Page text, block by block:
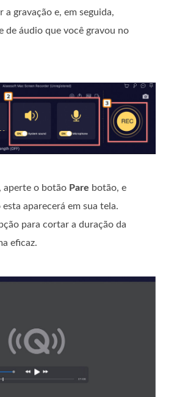
a gravação e, em seguida,
de áudio que você gravou no
aperte o botão Pare botão, e
aparecerá em sua tela.
para cortar a duração da
eficaz.